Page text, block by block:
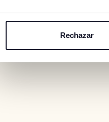
Rechazar